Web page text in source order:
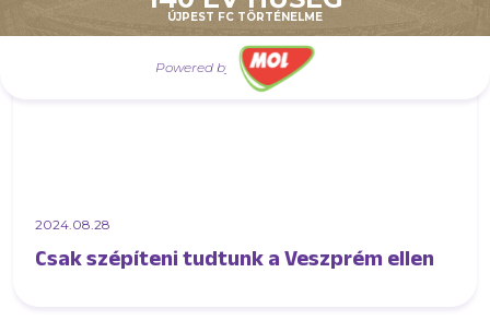
ÚJPEST FC TÖRTÉNELME
Powered by
2024.08.28
Csak szépíteni tudtunk a Veszprém ellen